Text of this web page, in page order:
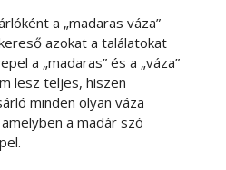
a „madaras váza”
azokat a találatokat
a „madaras” és a „váza”
lesz teljes, hiszen
minden olyan váza
a madár szó